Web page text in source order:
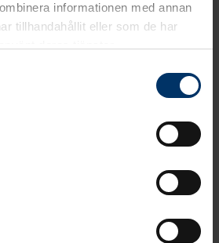
informationen med annan
tillhandahållit eller som de har